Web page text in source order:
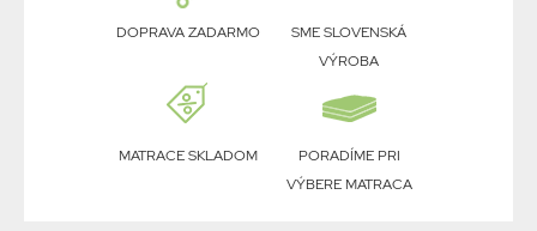
DOPRAVA ZADARMO
SME SLOVENSKÁ
VÝROBA
MATRACE SKLADOM
PORADÍME PRI
VÝBERE MATRACA